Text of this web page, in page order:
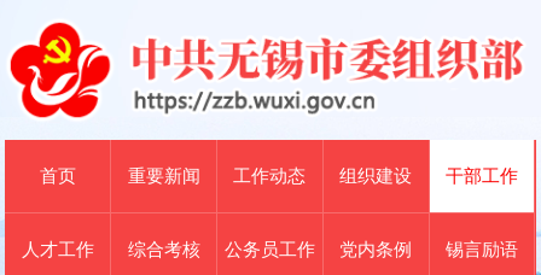
首页 重要新闻 工作动态 组织建设 干部工作
人才工作 综合考核 公务员工作 党内条例 锡言励语